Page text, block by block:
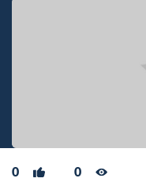
0 0